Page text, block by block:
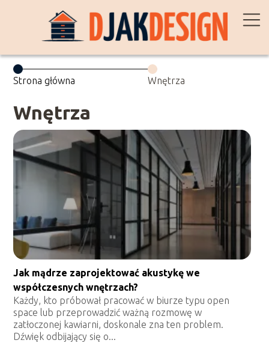
Strona główna Wnętrza
Wnętrza
Jak mądrze zaprojektować akustykę we
współczesnych wnętrzach?
Każdy, kto próbował pracować w biurze typu open
space lub przeprowadzić ważną rozmowę w
zatłoczonej kawiarni, doskonale zna ten problem.
Dźwięk odbijający się o...